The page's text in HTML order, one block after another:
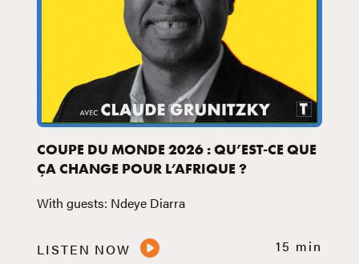
COUPE DU MONDE 2026 : QU’EST-CE QUE
ÇA CHANGE POUR L’AFRIQUE ?
With guests: Ndeye Diarra
LISTEN NOW 15 min